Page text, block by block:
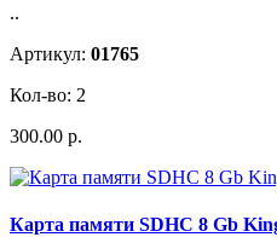
..
Артикул: 01765
Кол-во: 2
300.00 р.
Карта памяти SDHC 8 Gb